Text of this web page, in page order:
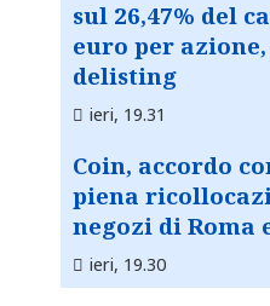
sul 26,47% del
euro per
delisting
ieri, 19.31
Coin, accordo
piena
negozi di Roma
ieri, 19.30